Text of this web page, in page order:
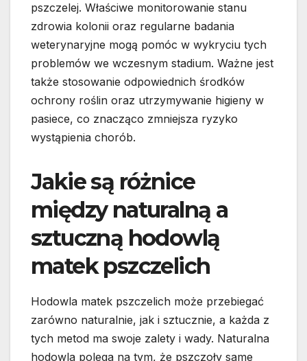
pszczelej. Właściwe monitorowanie stanu
zdrowia kolonii oraz regularne badania
weterynaryjne mogą pomóc w wykryciu tych
problemów we wczesnym stadium. Ważne jest
także stosowanie odpowiednich środków
ochrony roślin oraz utrzymywanie higieny w
pasiece, co znacząco zmniejsza ryzyko
wystąpienia chorób.
Jakie są różnice
między naturalną a
sztuczną hodowlą
matek pszczelich
Hodowla matek pszczelich może przebiegać
zarówno naturalnie, jak i sztucznie, a każda z
tych metod ma swoje zalety i wady. Naturalna
hodowla polega na tym, że pszczoły same